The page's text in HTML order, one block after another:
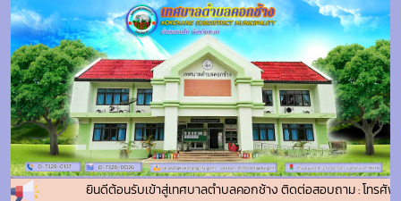
ยินดีต้อนรับเข้าสู่เทศบาลตำบลคอกช้าง ติดต่อสอบถาม : โทรศัพ